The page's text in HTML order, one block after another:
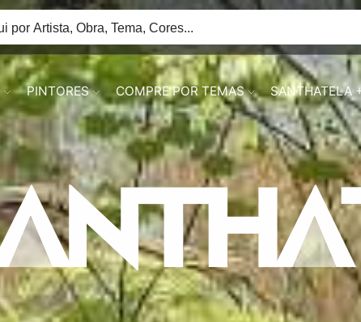
PINTORES COMPRE POR TEMAS SANTHATELA